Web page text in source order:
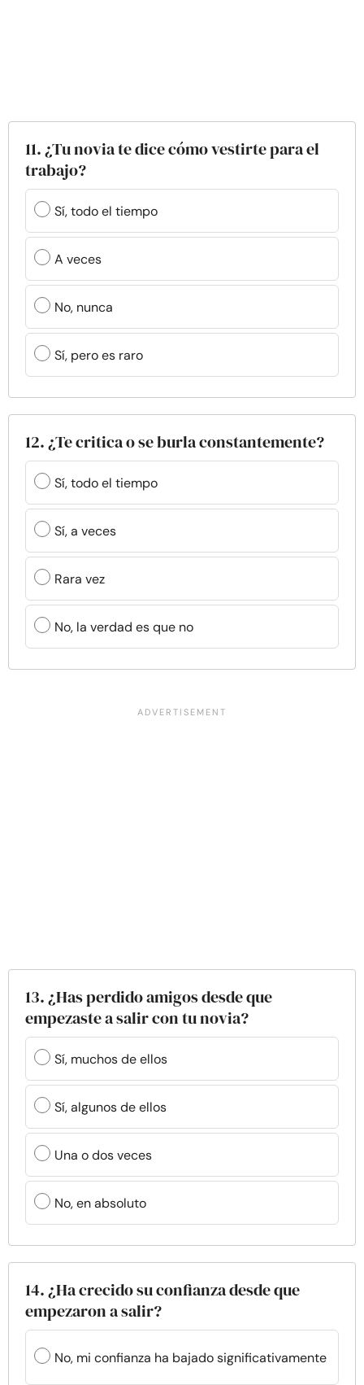
11. ¿Tu novia te dice cómo vestirte para el
trabajo?
Sí, todo el tiempo
A veces
No, nunca
Sí, pero es raro
12. ¿Te critica o se burla constantemente?
Sí, todo el tiempo
Sí, a veces
Rara vez
No, la verdad es que no
13. ¿Has perdido amigos desde que
empezaste a salir con tu novia?
Sí, muchos de ellos
Sí, algunos de ellos
Una o dos veces
No, en absoluto
14. ¿Ha crecido su confianza desde que
empezaron a salir?
No, mi confianza ha bajado significativamente